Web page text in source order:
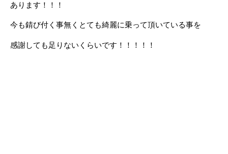
あります！！！
今も錆び付く事無くとても綺麗に乗って頂いている事を
感謝しても足りないくらいです！！！！！